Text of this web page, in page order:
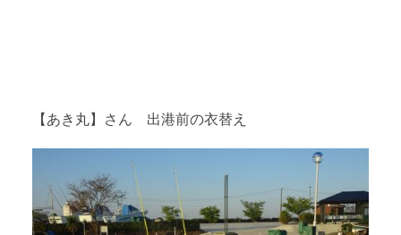
【あき丸】さん 出港前の衣替え